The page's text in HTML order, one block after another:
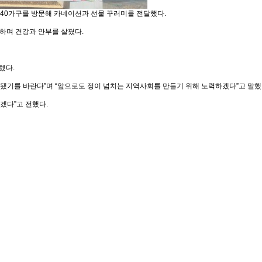
가구를 방문해 카네이션과 선물 꾸러미를 전달했다.
며 건강과 안부를 살폈다.
다.
를 바란다”며 “앞으로도 정이 넘치는 지역사회를 만들기 위해 노력하겠다”고 말
다”고 전했다.